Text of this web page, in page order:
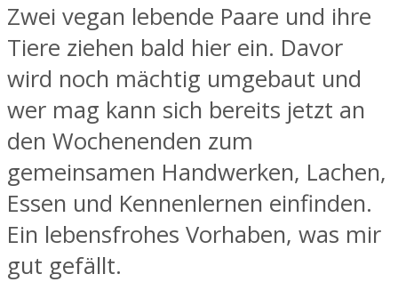
Zwei vegan lebende Paare und ihre
Tiere ziehen bald hier ein. Davor
wird noch mächtig umgebaut und
wer mag kann sich bereits jetzt an
den Wochenenden zum
gemeinsamen Handwerken, Lachen,
Essen und Kennenlernen einfinden.
Ein lebensfrohes Vorhaben, was mir
gut gefällt.